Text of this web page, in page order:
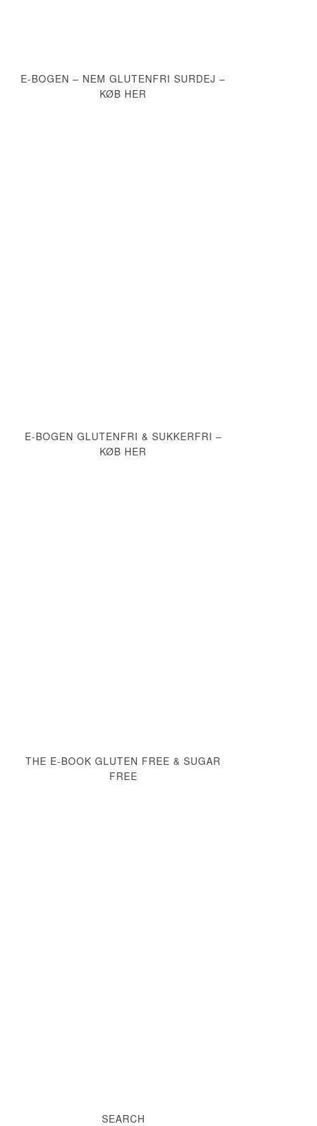
E-BOGEN – NEM GLUTENFRI SURDEJ –
KØB HER
E-BOGEN GLUTENFRI & SUKKERFRI –
KØB HER
THE E-BOOK GLUTEN FREE & SUGAR
FREE
SEARCH